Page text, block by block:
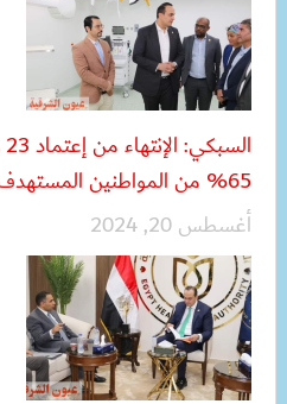
65% من المواطنين المستهدف تسجيلهم في المنظومة
أغسطس 20, 2024